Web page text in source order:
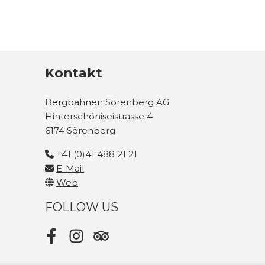
Kontakt
Bergbahnen Sörenberg AG
Hinterschöniseistrasse 4
6174 Sörenberg
+41 (0)41 488 21 21
E-Mail
Web
FOLLOW US
Facebook
InstagramTripadvisor